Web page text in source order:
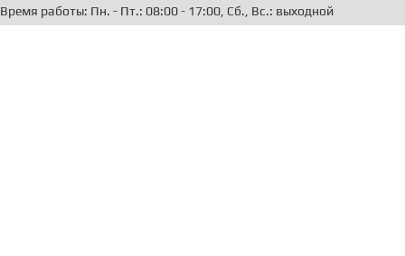
Время работы: Пн. - Пт.: 08:00 - 17:00, Сб., Вс.: выходной